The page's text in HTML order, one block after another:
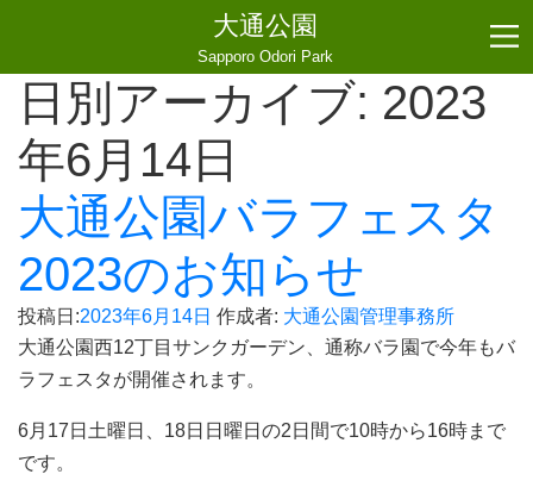
大通公園
Sapporo Odori Park
日別アーカイブ: 2023
年6月14日
大通公園バラフェスタ
2023のお知らせ
投稿日:2023年6月14日 作成者: 大通公園管理事務所
大通公園西12丁目サンクガーデン、通称バラ園で今年もバ
ラフェスタが開催されます。
6月17日土曜日、18日日曜日の2日間で10時から16時まで
です。